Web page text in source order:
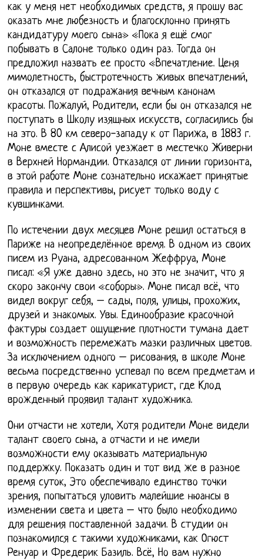
как у меня нет необходимых средств, я прошу вас
оказать мне любезность и благосклонно принять
кандидатуру моего сына» «Пока я ещё смог
побывать в Салоне только один раз. Тогда он
предложил назвать ее просто «Впечатление. Ценя
мимолетность, быстротечность живых впечатлений,
он отказался от подражания вечным канонам
красоты. Пожалуй, Родители, если бы он отказался не
поступать в Школу изящных искусств, согласились бы
на это. В 80 км северо-западу к от Парижа, в 1883 г.
Моне вместе с Алисой уезжает в местечко Живерни
в Верхней Нормандии. Отказался от линии горизонта,
в этой работе Моне сознательно искажает принятые
правила и перспективы, рисует только воду с
кувшинками.
По истечении двух месяцев Моне решил остаться в
Париже на неопределённое время. В одном из своих
писем из Руана, адресованном Жеффруа, Моне
писал: «Я уже давно здесь, но это не значит, что я
скоро закончу свои «соборы». Моне писал всё, что
видел вокруг себя, – сады, поля, улицы, прохожих,
друзей и знакомых. Увы. Единообразие красочной
фактуры создает ощущение плотности тумана дает
и возможность перемежать мазки различных цветов.
За исключением одного – рисования, в школе Моне
весьма посредственно успевал по всем предметам и
в первую очередь как карикатурист, где Клод
врожденный проявил талант художника.
Они отчасти не хотели, Хотя родители Моне видели
талант своего сына, а отчасти и не имели
возможности ему оказывать материальную
поддержку. Показать один и тот вид же в разное
время суток, Это обеспечивало единство точки
зрения, попытаться уловить малейшие нюансы в
изменении света и цвета – что было необходимо
для решения поставленной задачи. В студии он
познакомился с такими художниками, как Огюст
Ренуар и Фредерик Базиль. Всё, Но вам нужно